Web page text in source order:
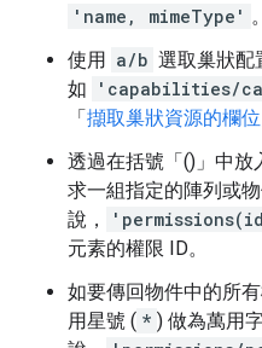
'name, mimeType' 。
使用 a/b 選取巢狀配
如
'capabilities/
「擷取巢狀資源的欄位
透過在括號「()」中
求一組指定的陣列或
說，
元素的權限 ID。
如要傳回物件中的所
用星號 ( * ) 做為萬用